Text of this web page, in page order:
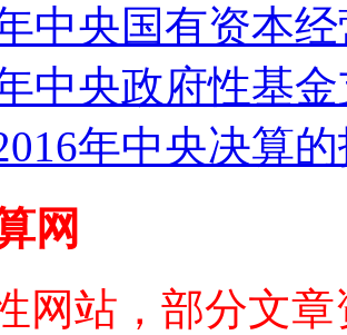
中央国有资本
中央政府性基
年中央决算
网
网站，部分文